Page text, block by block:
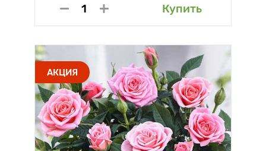
Купить
АКЦИЯ